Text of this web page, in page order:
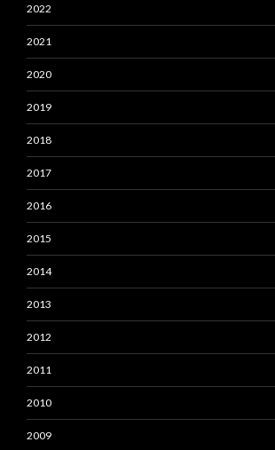
2022
2021
2020
2019
2018
2017
2016
2015
2014
2013
2012
2011
2010
2009